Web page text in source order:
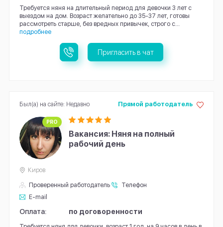
Требуется няня на длительный период для девочки 3 лет с
выездом на дом. Возраст желательно до 35-37 лет, готовы
рассмотреть старше, без вредных привычек, строго с...
подробнее
Пригласить в чат
PRO
Вакансия: Няня на полный
рабочий день
Проверенный работодатель
Телефон
E-mail
Прямой работодатель
Киров
Оплата: по договоренности
Был(а) на сайте: Недавно